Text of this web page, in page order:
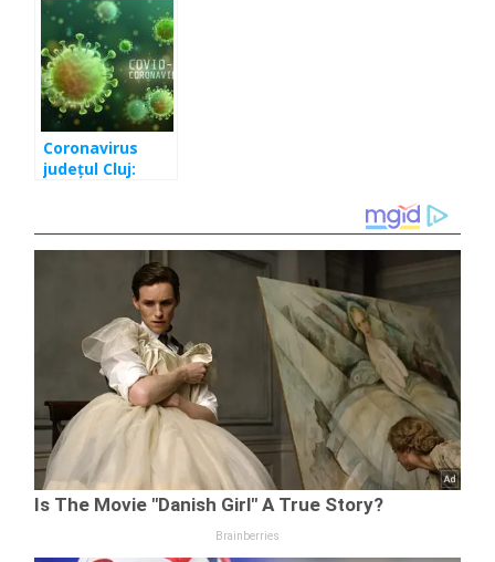
ultimele 24 de
ore
Coronavirus
județul Cluj:
ultimele 24 de
ore